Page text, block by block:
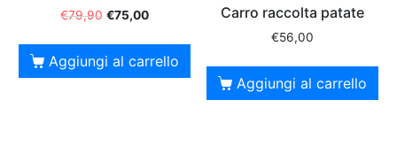
€79,90 €75,00
Aggiungi al carrello
Carro raccolta patate
€56,00
Aggiungi al carrello